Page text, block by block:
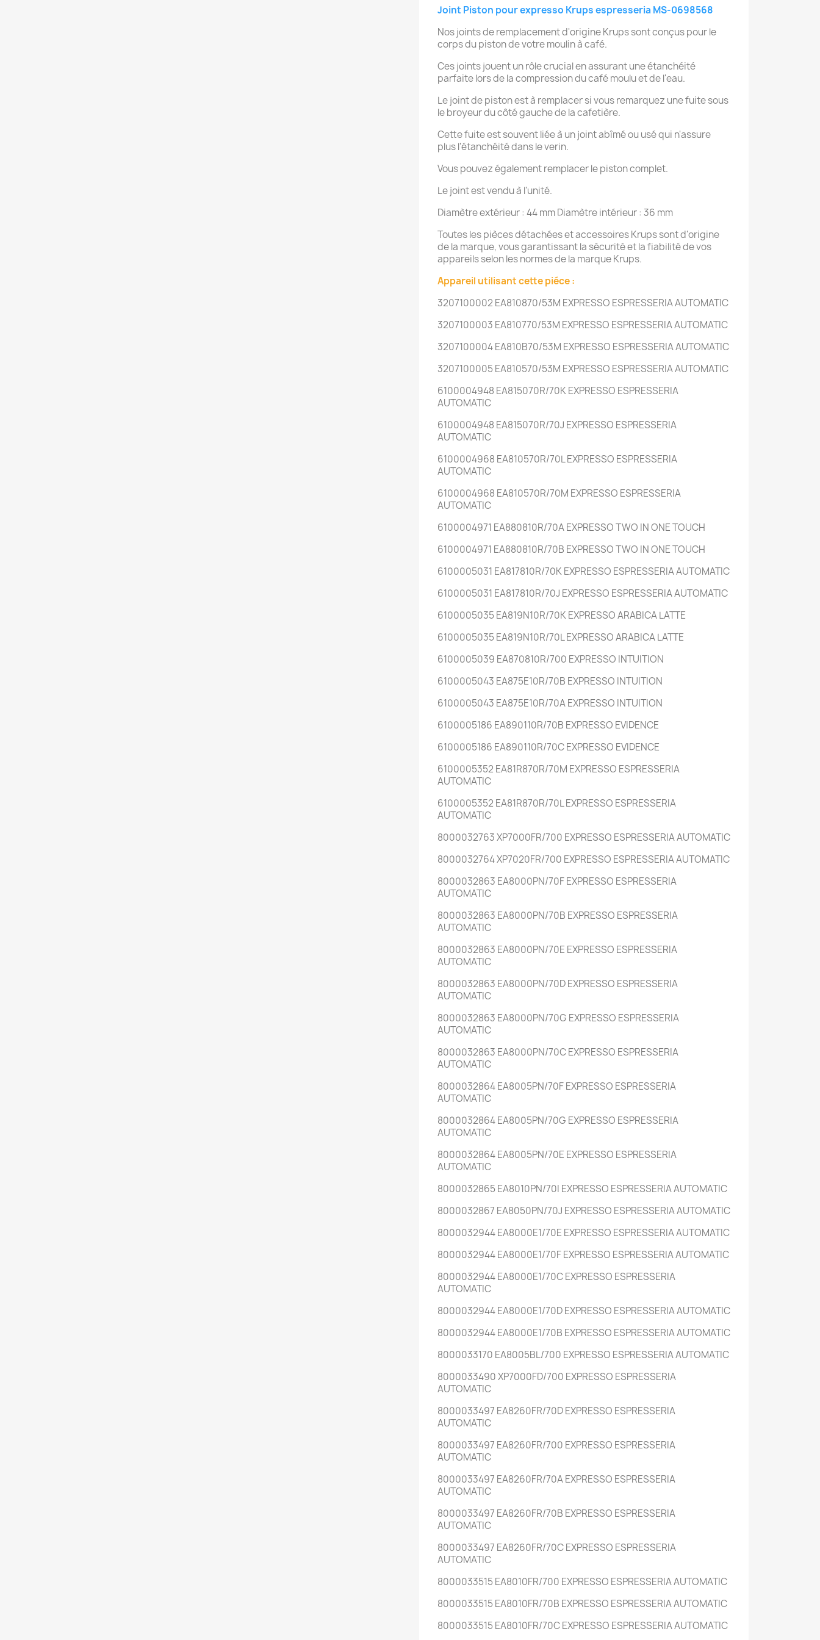
Joint Piston pour expresso Krups espresseria MS-0698568
Nos joints de remplacement d'origine Krups sont conçus pour le
corps du piston de votre moulin à café.
Ces joints jouent un rôle crucial en assurant une étanchéité
parfaite lors de la compression du café moulu et de l'eau.
Le joint de piston est à remplacer si vous remarquez une fuite sous
le broyeur du côté gauche de la cafetière.
Cette fuite est souvent liée à un joint abîmé ou usé qui n'assure
plus l'étanchéité dans le verin.
Vous pouvez également remplacer le piston complet.
Le joint est vendu à l'unité.
Diamètre extérieur : 44 mm Diamètre intérieur : 36 mm
Toutes les pièces détachées et accessoires Krups sont d'origine
de la marque, vous garantissant la sécurité et la fiabilité de vos
appareils selon les normes de la marque Krups.
Appareil utilisant cette piéce :
3207100002 EA810870/53M EXPRESSO ESPRESSERIA AUTOMATIC
3207100003 EA810770/53M EXPRESSO ESPRESSERIA AUTOMATIC
3207100004 EA810B70/53M EXPRESSO ESPRESSERIA AUTOMATIC
3207100005 EA810570/53M EXPRESSO ESPRESSERIA AUTOMATIC
6100004948 EA815070R/70K EXPRESSO ESPRESSERIA
AUTOMATIC
6100004948 EA815070R/70J EXPRESSO ESPRESSERIA
AUTOMATIC
6100004968 EA810570R/70L EXPRESSO ESPRESSERIA
AUTOMATIC
6100004968 EA810570R/70M EXPRESSO ESPRESSERIA
AUTOMATIC
6100004971 EA880810R/70A EXPRESSO TWO IN ONE TOUCH
6100004971 EA880810R/70B EXPRESSO TWO IN ONE TOUCH
6100005031 EA817810R/70K EXPRESSO ESPRESSERIA AUTOMATIC
6100005031 EA817810R/70J EXPRESSO ESPRESSERIA AUTOMATIC
6100005035 EA819N10R/70K EXPRESSO ARABICA LATTE
6100005035 EA819N10R/70L EXPRESSO ARABICA LATTE
6100005039 EA870810R/700 EXPRESSO INTUITION
6100005043 EA875E10R/70B EXPRESSO INTUITION
6100005043 EA875E10R/70A EXPRESSO INTUITION
6100005186 EA890110R/70B EXPRESSO EVIDENCE
6100005186 EA890110R/70C EXPRESSO EVIDENCE
6100005352 EA81R870R/70M EXPRESSO ESPRESSERIA
AUTOMATIC
6100005352 EA81R870R/70L EXPRESSO ESPRESSERIA
AUTOMATIC
8000032763 XP7000FR/700 EXPRESSO ESPRESSERIA AUTOMATIC
8000032764 XP7020FR/700 EXPRESSO ESPRESSERIA AUTOMATIC
8000032863 EA8000PN/70F EXPRESSO ESPRESSERIA
AUTOMATIC
8000032863 EA8000PN/70B EXPRESSO ESPRESSERIA
AUTOMATIC
8000032863 EA8000PN/70E EXPRESSO ESPRESSERIA
AUTOMATIC
8000032863 EA8000PN/70D EXPRESSO ESPRESSERIA
AUTOMATIC
8000032863 EA8000PN/70G EXPRESSO ESPRESSERIA
AUTOMATIC
8000032863 EA8000PN/70C EXPRESSO ESPRESSERIA
AUTOMATIC
8000032864 EA8005PN/70F EXPRESSO ESPRESSERIA
AUTOMATIC
8000032864 EA8005PN/70G EXPRESSO ESPRESSERIA
AUTOMATIC
8000032864 EA8005PN/70E EXPRESSO ESPRESSERIA
AUTOMATIC
8000032865 EA8010PN/70I EXPRESSO ESPRESSERIA AUTOMATIC
8000032867 EA8050PN/70J EXPRESSO ESPRESSERIA AUTOMATIC
8000032944 EA8000E1/70E EXPRESSO ESPRESSERIA AUTOMATIC
8000032944 EA8000E1/70F EXPRESSO ESPRESSERIA AUTOMATIC
8000032944 EA8000E1/70C EXPRESSO ESPRESSERIA
AUTOMATIC
8000032944 EA8000E1/70D EXPRESSO ESPRESSERIA AUTOMATIC
8000032944 EA8000E1/70B EXPRESSO ESPRESSERIA AUTOMATIC
8000033170 EA8005BL/700 EXPRESSO ESPRESSERIA AUTOMATIC
8000033490 XP7000FD/700 EXPRESSO ESPRESSERIA
AUTOMATIC
8000033497 EA8260FR/70D EXPRESSO ESPRESSERIA
AUTOMATIC
8000033497 EA8260FR/700 EXPRESSO ESPRESSERIA
AUTOMATIC
8000033497 EA8260FR/70A EXPRESSO ESPRESSERIA
AUTOMATIC
8000033497 EA8260FR/70B EXPRESSO ESPRESSERIA
AUTOMATIC
8000033497 EA8260FR/70C EXPRESSO ESPRESSERIA
AUTOMATIC
8000033515 EA8010FR/700 EXPRESSO ESPRESSERIA AUTOMATIC
8000033515 EA8010FR/70B EXPRESSO ESPRESSERIA AUTOMATIC
8000033515 EA8010FR/70C EXPRESSO ESPRESSERIA AUTOMATIC